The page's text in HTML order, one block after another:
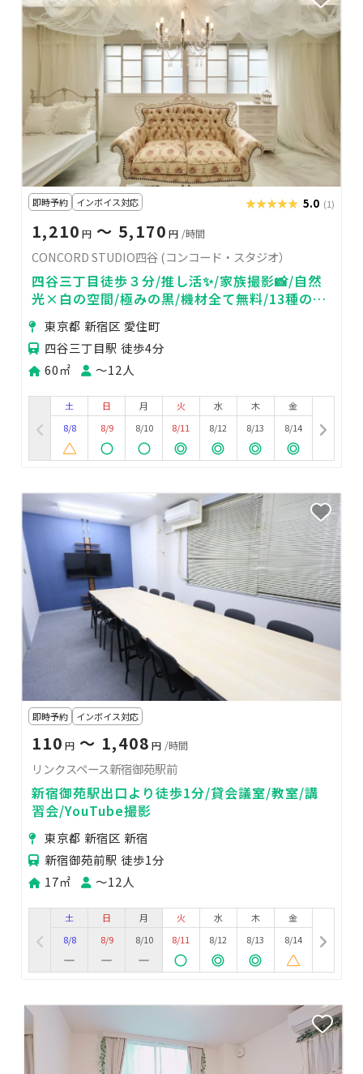
即時予約 インボイス対応 ★★★★★
★★★★★ 5.0 (1)
1,210 円 〜 5,170 円 /時間
CONCORD STUDIO四谷 (コンコード・スタジオ）
四谷三丁目徒歩３分/推し活✨/家族撮影📸/自然
光×白の空間/極みの黒/機材全て無料/13種の撮
影シーン/都会の中の非日常
東京都 新宿区 愛住町
四谷三丁目駅 徒歩4分
60㎡
〜12人
土
8/8
日
8/9
月
8/10
火
8/11
水
8/12
木
8/13
金
8/14
即時予約 インボイス対応
110 円 〜 1,408 円 /時間
リンクスペース新宿御苑駅前
新宿御苑駅出口より徒歩1分/貸会議室/教室/講
習会/YouTube撮影
東京都 新宿区 新宿
新宿御苑前駅 徒歩1分
17㎡
〜12人
土
8/8
日
8/9
月
8/10
火
8/11
水
8/12
木
8/13
金
8/14